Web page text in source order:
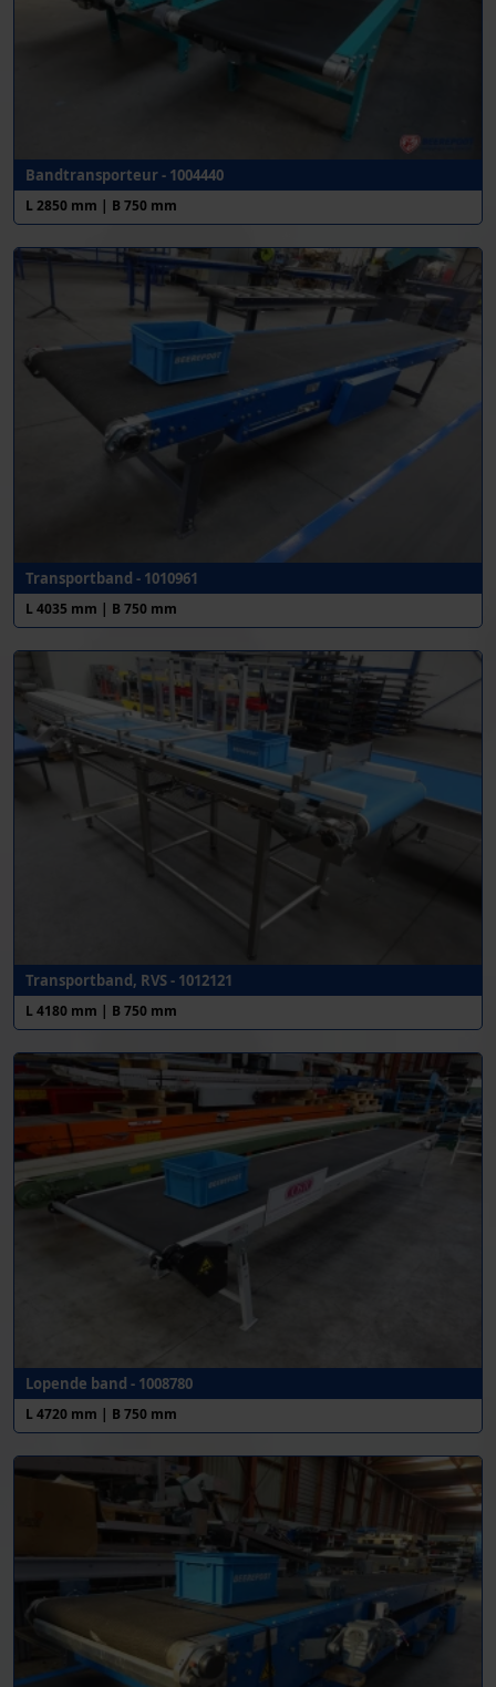
Bandtransporteur - 1004440
L 2850 mm | B 750 mm
Transportband - 1010961
L 4035 mm | B 750 mm
Transportband, RVS - 1012121
L 4180 mm | B 750 mm
Lopende band - 1008780
L 4720 mm | B 750 mm